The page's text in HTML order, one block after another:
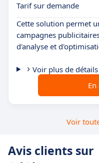
Tarif sur demande
Cette solution permet
campagnes
d'analyse et
Voir plus de détails
Voir
Avis clients sur